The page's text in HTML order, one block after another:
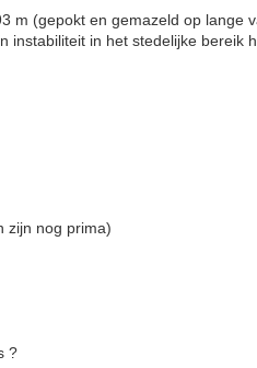
m (gepokt en gemazeld op lange
instabiliteit in het stedelijke bereik
nog prima)
?